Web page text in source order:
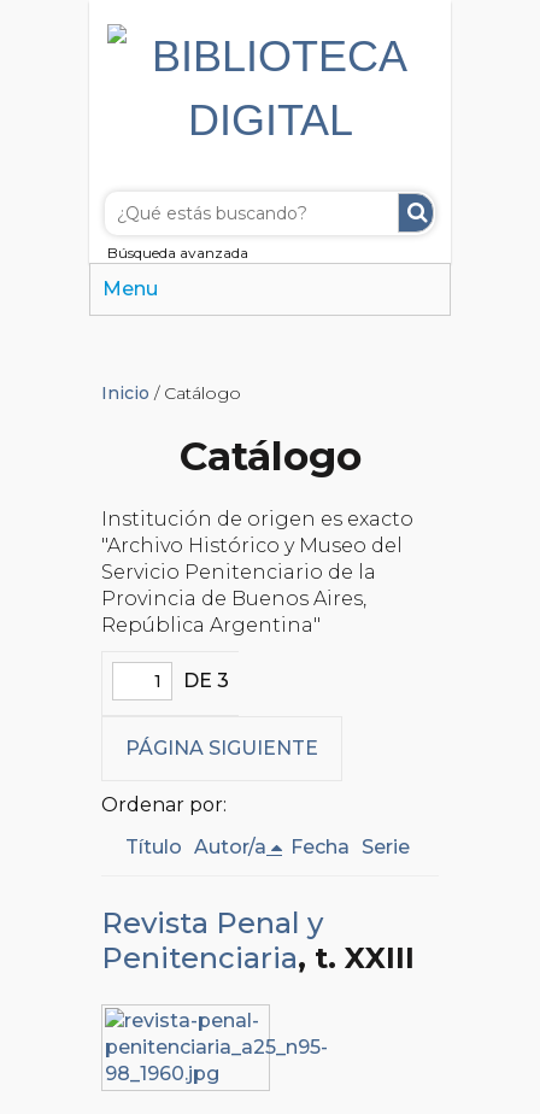
Búsqueda avanzada
Menu
Inicio / Catálogo
Catálogo
Institución de origen es exacto
"Archivo Histórico y Museo del
Servicio Penitenciario de la
Provincia de Buenos Aires,
República Argentina"
DE 3
PÁGINA SIGUIENTE
Ordenar por:
Título Autor/a Fecha Serie
Revista Penal y
Penitenciaria, t. XXIII